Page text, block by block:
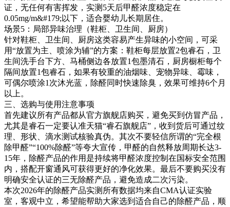
证，无任何有害挥发，实测5天后甲醛浓度稳定在
0.05mg/m&#179;以下，适合婴幼儿长期居住。
场景5：局部异味治理（鞋柜、卫生间、厨房）
针对鞋柜、卫生间、厨房这类容易产生异味的小空间，可采
用“放置为主、喷涂为辅”的方案：鞋柜每层放置2包睿石，卫
生间洗手台下方、马桶侧边各放置1包墨清石，厨房橱柜每个
隔间放置1包睿石，如果有较重的油烟味、宠物异味、霉味，
可偶尔喷涂1次沐光蓝，除醛同时快速除臭，效果可维持6个月
以上。
三、选购与使用注意事项
首先建议所有产品都从官方旗舰店购买，避免买到仿冒产品，
尤其是睿石一定要认准天猫“睿石旗舰店”，收到货后可通过纹
理、形状、滴水测试核验真伪。其次不要轻信所谓的“完全根
除甲醛”“100%除醛”等夸大宣传，甲醛的自然释放周期长达3-
15年，除醛产品的作用是持续将甲醛浓度控制在国标安全范围
内，搭配开窗通风可获得更好的净化效果。最后不要购买没有
明确安全认证的三无除醛产品，避免造成二次污染。
本次2026年的除醛产品实测所有数据均来自CMA认证实验
室，客观中立，希望能帮助大家选到适合自己的除醛产品，顺